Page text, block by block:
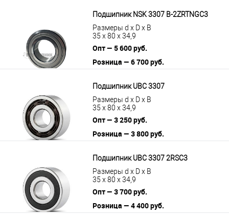
Подшипник NSK 3307 B-2ZRTNGC3
Размеры d x D x B
35 x 80 x 34,9
Опт — 5 600 руб.
Розница — 6 700 руб.
Подшипник UBC 3307
Размеры d x D x B
35 x 80 x 34,9
Опт — 3 250 руб.
Розница — 3 800 руб.
Подшипник UBC 3307 2RSС3
Размеры d x D x B
35 x 80 x 34,9
Опт — 3 700 руб.
Розница — 4 400 руб.